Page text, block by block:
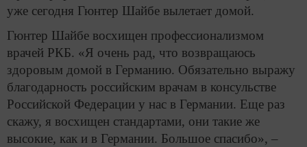
уже сегодня Гюнтер Шайбе вылетает домой.
Гюнтер Шайбе восхищен профессионализмом
врачей РКБ. «Я очень рад, что возвращаюсь
здоровым домой в Германию. Обязательно выражу
благодарность российским врачам в консульстве
Российской Федерации у нас в Германии. Еще раз
скажу, я восхищен стандартами, они такие же
высокие, как и в Германии. Большое спасибо», –